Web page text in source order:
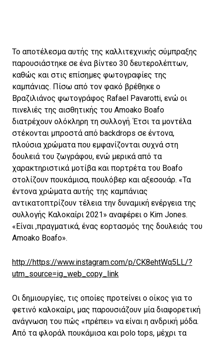
Το αποτέλεσμα αυτής της καλλιτεχνικής σύμπραξης
παρουσιάστηκε σε ένα βίντεο 30 δευτερολέπτων,
καθώς και στις επίσημες φωτογραφίες της
καμπάνιας. Πίσω από τον φακό βρέθηκε ο
Βραζιλιάνος φωτογράφος Rafael Pavarotti, ενώ οι
πινελιές της αισθητικής του Amoako Boafo
διατρέχουν ολόκληρη τη συλλογή. Έτσι τα μοντέλα
στέκονται μπροστά από backdrops σε έντονα,
πλούσια χρώματα που εμφανίζονται συχνά στη
δουλειά του ζωγράφου, ενώ μερικά από τα
χαρακτηριστικά μοτίβα και πορτρέτα του Boafo
στολίζουν πουκάμισα, πουλόβερ και αξεσουάρ. «Τα
έντονα χρώματα αυτής της καμπάνιας
αντικατοπτρίζουν τέλεια την δυναμική ενέργεια της
συλλογής Καλοκαίρι 2021» αναφέρει ο Kim Jones.
«Είναι ,πραγματικά, ένας εορτασμός της δουλειάς του
Amoako Boafo».
http://https://www.instagram.com/p/CK8ehtWq5LL/?
utm_source=ig_web_copy_link
Οι δημιουργίες, τις οποίες προτείνει ο οίκος για το
φετινό καλοκαίρι, μας παρουσιάζουν μία διαφορετική
ανάγνωση του πώς «πρέπει» να είναι η ανδρική μόδα.
Από τα φλοράλ πουκάμισα και polo tops, μέχρι τα